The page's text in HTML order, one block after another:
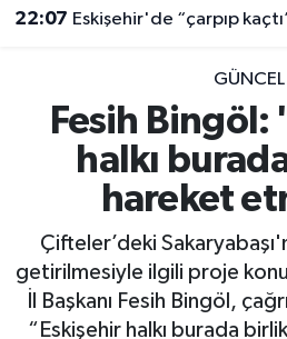
22:07 Eskişehir'de “çarpıp
GÜNCEL
Fesih Bingöl:
halkı
hareket
Çifteler’deki
getirilmesiyle ilgili proje
İl Başkanı Fesih Bingöl,
“Eskişehir halkı burada
Spor
Eğitim
Ekonomi
Sağlık
TFF 3.Lig 4.Grup Puan
Tüm Manşetler
Son Dakika Haberleri
Haber Arşivi